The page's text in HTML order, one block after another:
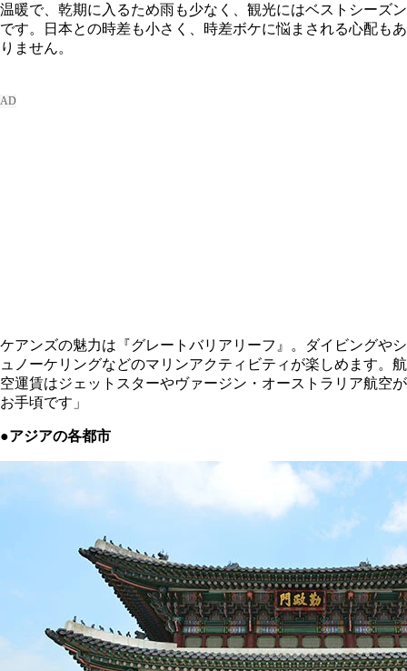
温暖で、乾期に入るため雨も少なく、観光にはベストシーズン
です。日本との時差も小さく、時差ボケに悩まされる心配もあ
りません。
ケアンズの魅力は『グレートバリアリーフ』。ダイビングやシ
ュノーケリングなどのマリンアクティビティが楽しめます。航
空運賃はジェットスターやヴァージン・オーストラリア航空が
お手頃です」
●アジアの各都市